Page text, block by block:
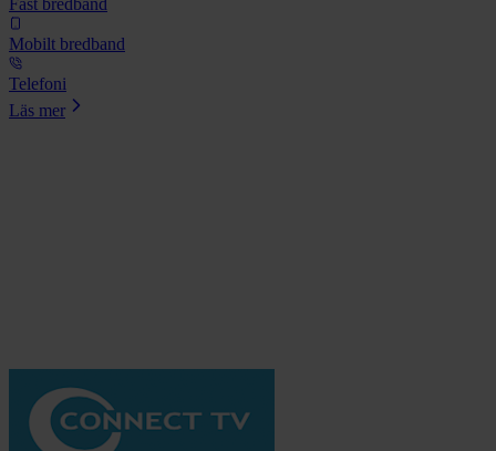
Fast bredband
Mobilt bredband
Telefoni
Läs mer